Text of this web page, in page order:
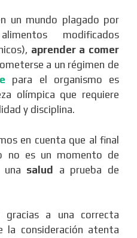
un mundo plagado por
modificados
aprender a comer
a un régimen de
para el organismo es
olímpica que requiere
y disciplina.
en cuenta que al final
no es un momento de
salud a prueba de
gracias a una correcta
la consideración atenta